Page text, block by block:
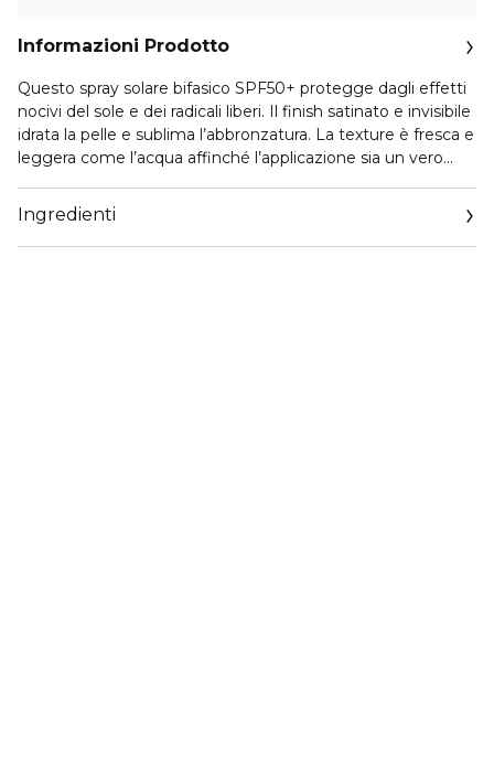
Informazioni Prodotto
Questo spray solare bifasico SPF50+ protegge dagli effetti
nocivi del sole e dei radicali liberi. Il finish satinato e invisibile
idrata la pelle e sublima l’abbronzatura. La texture è fresca e
leggera come l’acqua affinché l’applicazione sia un vero
è resistente all’acqua per una protezione in ogni
circostanza.
Ingredienti